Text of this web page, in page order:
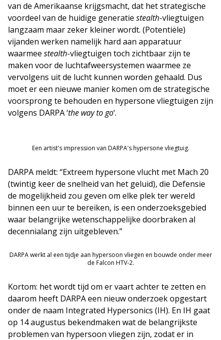
van de Amerikaanse krijgsmacht, dat het strategische
voordeel van de huidige generatie stealth-vliegtuigen
langzaam maar zeker kleiner wordt. (Potentiële)
vijanden werken namelijk hard aan apparatuur
waarmee stealth-vliegtuigen toch zichtbaar zijn te
maken voor de luchtafweersystemen waarmee ze
vervolgens uit de lucht kunnen worden gehaald. Dus
moet er een nieuwe manier komen om de strategische
voorsprong te behouden en hypersone vliegtuigen zijn
volgens DARPA ‘the way to go‘.
Een artist's impression van DARPA's hypersone vliegtuig.
DARPA meldt: “Extreem hypersone vlucht met Mach 20
(twintig keer de snelheid van het geluid), die Defensie
de mogelijkheid zou geven om elke plek ter wereld
binnen een uur te bereiken, is een onderzoeksgebied
waar belangrijke wetenschappelijke doorbraken al
decennialang zijn uitgebleven.”
DARPA werkt al een tijdje aan hypersoon vliegen en bouwde onder meer
de Falcon HTV-2.
Kortom: het wordt tijd om er vaart achter te zetten en
daarom heeft DARPA een nieuw onderzoek opgestart
onder de naam Integrated Hypersonics (IH). En IH gaat
op 14 augustus bekendmaken wat de belangrijkste
problemen van hypersoon vliegen zijn, zodat er in